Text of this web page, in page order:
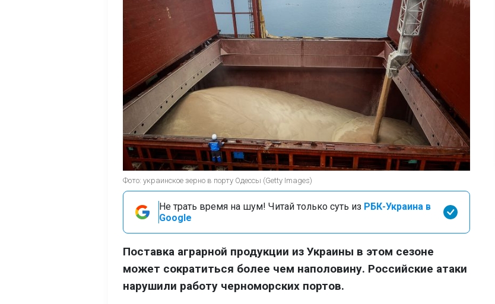
Фото: украинское зерно в порту Одессы (Getty Images)
Не трать время на шум! Читай только суть из РБК-Украина в
Google
Поставка аграрной продукции из Украины в этом сезоне
может сократиться более чем наполовину. Российские атаки
нарушили работу черноморских портов.